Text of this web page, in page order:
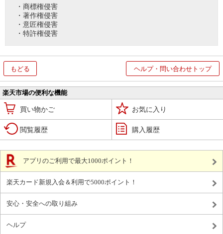
・商標権侵害
・著作権侵害
・意匠権侵害
・特許権侵害
もどる ヘルプ・問い合わせトップ
楽天市場の便利な機能
買い物かご お気に入り
閲覧履歴 購入履歴
アプリのご利用で最大1000ポイント！
楽天カード新規入会＆利用で5000ポイント！
安心・安全への取り組み
ヘルプ